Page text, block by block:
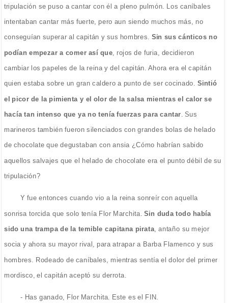
tripulación se puso a cantar con él a pleno pulmón. Los caníbales
intentaban cantar más fuerte, pero aun siendo muchos más, no
conseguían superar al capitán y sus hombres. Sin sus cánticos no
podían empezar a comer así que , rojos de furia, decidieron
cambiar los papeles de la reina y del capitán. Ahora era el capitán
quien estaba sobre un gran caldero a punto de ser cocinado. Sintió
el picor de la pimienta y el olor de la salsa mientras el calor se
hacía tan intenso que ya no tenía fuerzas para cantar . Sus
marineros también fueron silenciados con grandes bolas de helado
de chocolate que degustaban con ansia ¿Cómo habrían sabido
aquellos salvajes que el helado de chocolate era el punto débil de su
tripulación?
Y fue entonces cuando vio a la reina sonreír con aquella
sonrisa torcida que solo tenía Flor Marchita. Sin duda todo había
sido una trampa de la temible capitana pirata , antaño su mejor
socia y ahora su mayor rival, para atrapar a Barba Flamenco y sus
hombres. Rodeado de caníbales, mientras sentía el dolor del primer
mordisco, el capitán aceptó su derrota.
- Has ganado, Flor Marchita. Este es el FIN.